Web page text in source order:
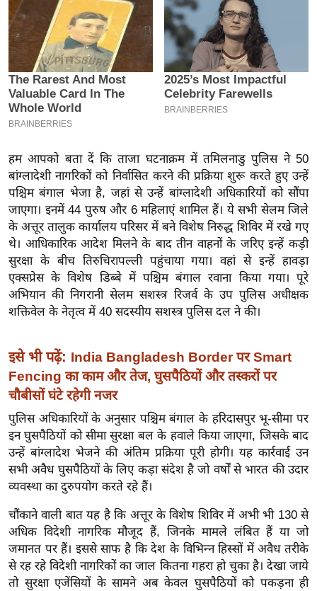
6
क्रा
इ
ई
-
पे
र
मि
सा
ल
बे
मि
सा
ल
ख्सि
य
त
यं
ग
इं
डि
या
सा
हि
त्य
ज
ग
हम आपको बता दें कि ताजा घटनाक्रम में तमिलनाडु पुलिस ने 50
बांग्लादेशी नागरिकों को निर्वासित करने की प्रक्रिया शुरू करते हुए उन्हें
पश्चिम बंगाल भेजा है, जहां से उन्हें बांग्लादेशी अधिकारियों को सौंपा
जाएगा। इनमें 44 पुरुष और 6 महिलाएं शामिल हैं। ये सभी सेलम जिले
के अत्तूर तालुक कार्यालय परिसर में बने विशेष निरुद्ध शिविर में रखे गए
थे। आधिकारिक आदेश मिलने के बाद तीन वाहनों के जरिए इन्हें कड़ी
सुरक्षा के बीच तिरुचिरापल्ली पहुंचाया गया। वहां से इन्हें हावड़ा
एक्सप्रेस के विशेष डिब्बे में पश्चिम बंगाल रवाना किया गया। पूरे
अभियान की निगरानी सेलम सशस्त्र रिजर्व के उप पुलिस अधीक्षक
शक्तिवेल के नेतृत्व में 40 सदस्यीय सशस्त्र पुलिस दल ने की।
इसे भी पढ़ें: India Bangladesh Border पर Smart
Fencing का काम और तेज, घुसपैठियों और तस्करों पर
चौबीसों घंटे रहेगी नजर
पुलिस अधिकारियों के अनुसार पश्चिम बंगाल के हरिदासपुर भू-सीमा पर
इन घुसपैठियों को सीमा सुरक्षा बल के हवाले किया जाएगा, जिसके बाद
उन्हें बांग्लादेश भेजने की अंतिम प्रक्रिया पूरी होगी। यह कार्रवाई उन
सभी अवैध घुसपैठियों के लिए कड़ा संदेश है जो वर्षों से भारत की उदार
व्यवस्था का दुरुपयोग करते रहे हैं।
चौंकाने वाली बात यह है कि अत्तूर के विशेष शिविर में अभी भी 130 से
अधिक विदेशी नागरिक मौजूद हैं, जिनके मामले लंबित हैं या जो
जमानत पर हैं। इससे साफ है कि देश के विभिन्न हिस्सों में अवैध तरीके
से रह रहे विदेशी नागरिकों का जाल कितना गहरा हो चुका है। देखा जाये
तो सुरक्षा एजेंसियों के सामने अब केवल घुसपैठियों को पकड़ना ही